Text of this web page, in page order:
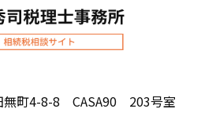
無町4-8-8 CASA90 203号室